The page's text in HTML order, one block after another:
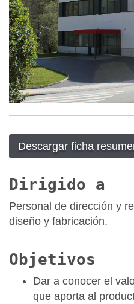
Descargar ficha
Dirigido a
Personal de dirección y
diseño y fabricación.
Objetivos
Dar a conocer el
que aporta al